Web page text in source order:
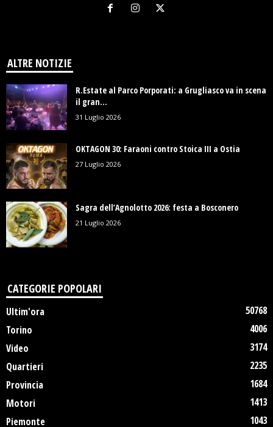
ALTRE NOTIZIE
R.Estate al Parco Porporati: a Grugliasco va in scena
il gran...
31 Luglio 2026
OKTAGON 30: Faraoni contro Stoica III a Ostia
27 Luglio 2026
Sagra dell’Agnolotto 2026: festa a Bosconero
21 Luglio 2026
CATEGORIE POPOLARI
Ultim'ora
50768
Torino
4006
Video
3174
Quartieri
2235
Provincia
1684
Motori
1413
Piemonte
1043